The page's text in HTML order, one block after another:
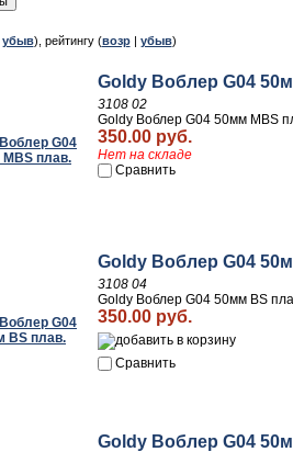
убыв), рейтингу (возр| убыв)
Goldy Воблер G04
3108 02
Goldy Воблер G04 50мм MBS
350.00 руб.
Нет на складе
Сравнить
Goldy Воблер G04
3108 04
Goldy Воблер G04 50мм BS
350.00 руб.
Сравнить
Goldy Воблер G04